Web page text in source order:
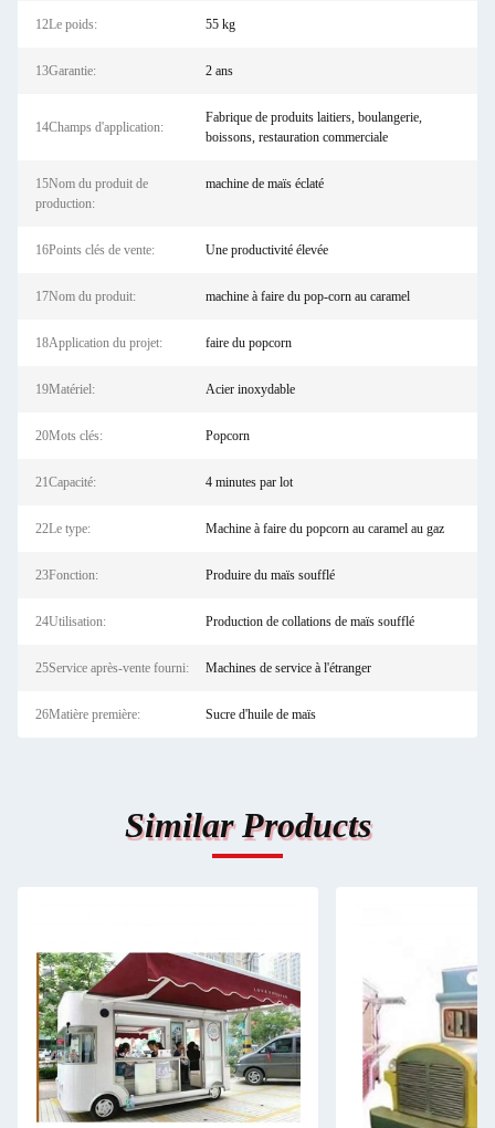
12Le poids: 55 kg
13Garantie: 2 ans
14Champs d'application:
Fabrique de produits laitiers, boulangerie,
boissons, restauration commerciale
15Nom du produit de
production:
machine de maïs éclaté
16Points clés de vente: Une productivité élevée
17Nom du produit: machine à faire du pop-corn au caramel
18Application du projet: faire du popcorn
19Matériel: Acier inoxydable
20Mots clés: Popcorn
21Capacité: 4 minutes par lot
22Le type: Machine à faire du popcorn au caramel au gaz
23Fonction: Produire du maïs soufflé
24Utilisation: Production de collations de maïs soufflé
25Service après-vente fourni: Machines de service à l'étranger
26Matière première: Sucre d'huile de maïs
Similar Products